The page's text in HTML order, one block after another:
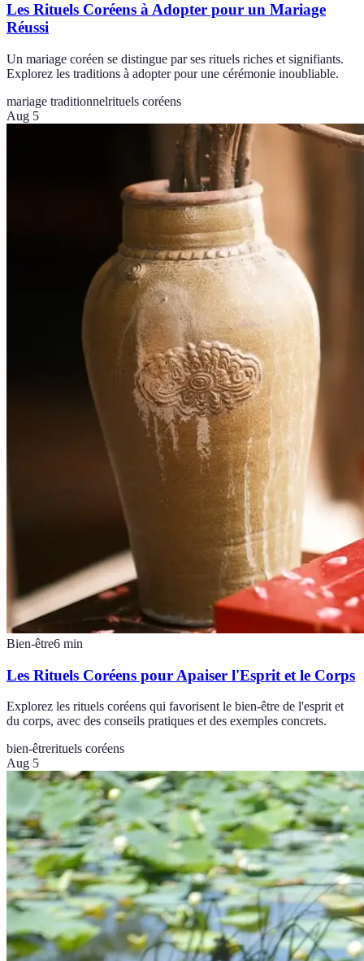
Les Rituels Coréens à Adopter pour un Mariage
Réussi
Un mariage coréen se distingue par ses rituels riches et signifiants.
Explorez les traditions à adopter pour une cérémonie inoubliable.
mariage traditionnelrituels coréens
Aug 5
Bien-être6 min
Les Rituels Coréens pour Apaiser l'Esprit et le Corps
Explorez les rituels coréens qui favorisent le bien-être de l'esprit et
du corps, avec des conseils pratiques et des exemples concrets.
bien-êtrerituels coréens
Aug 5